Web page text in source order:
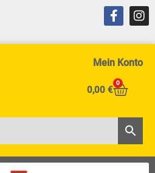
Mein Konto
0,00 €
0